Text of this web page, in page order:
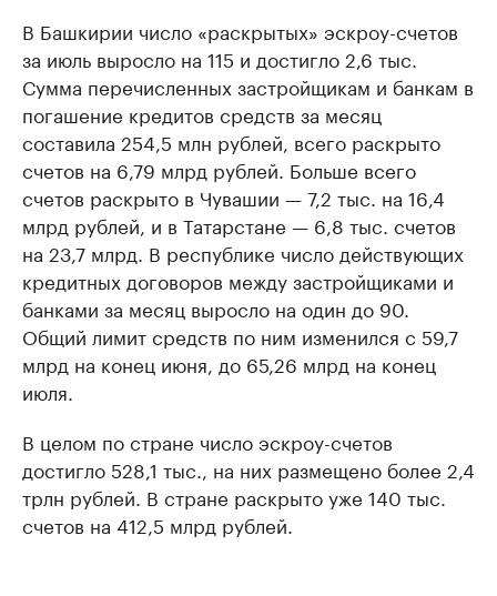
В Башкирии число «раскрытых» эскроу-счетов
за июль выросло на 115 и достигло 2,6 тыс.
Сумма перечисленных застройщикам и банкам в
погашение кредитов средств за месяц
составила 254,5 млн рублей, всего раскрыто
счетов на 6,79 млрд рублей. Больше всего
счетов раскрыто в Чувашии — 7,2 тыс. на 16,4
млрд рублей, и в Татарстане — 6,8 тыс. счетов
на 23,7 млрд. В республике число действующих
кредитных договоров между застройщиками и
банками за месяц выросло на один до 90.
Общий лимит средств по ним изменился с 59,7
млрд на конец июня, до 65,26 млрд на конец
июля.
В целом по стране число эскроу-счетов
достигло 528,1 тыс., на них размещено более 2,4
трлн рублей. В стране раскрыто уже 140 тыс.
счетов на 412,5 млрд рублей.